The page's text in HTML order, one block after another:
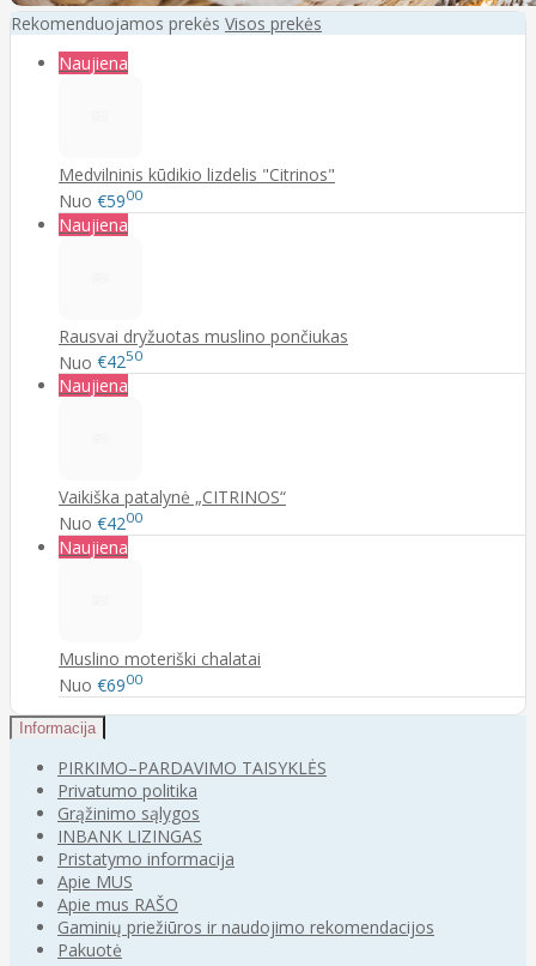
Rekomenduojamos prekės Visos prekės
Naujiena
Medvilninis kūdikio lizdelis "Citrinos"
Nuo €5900
Naujiena
Rausvai dryžuotas muslino pončiukas
Nuo €4250
Naujiena
Vaikiška patalynė „CITRINOS“
Nuo €4200
Naujiena
Muslino moteriški chalatai
Nuo €6900
Informacija
PIRKIMO–PARDAVIMO TAISYKLĖS
Privatumo politika
Grąžinimo sąlygos
INBANK LIZINGAS
Pristatymo informacija
Apie MUS
Apie mus RAŠO
Gaminių priežiūros ir naudojimo rekomendacijos
Pakuotė